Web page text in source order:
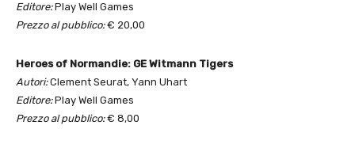
Editore:Play Well Games
Prezzo al pubblico:€ 20,00
Heroes of Normandie: GE Witmann Tigers
Autori:Clement Seurat, Yann Uhart
Editore:Play Well Games
Prezzo al pubblico:€ 8,00